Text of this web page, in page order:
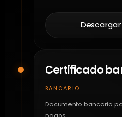
Certificado
BANCARIO
Documento bancario